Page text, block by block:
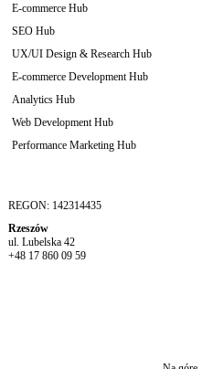
E-commerce Hub
SEO Hub
UX/UI Design & Research Hub
E-commerce Development Hub
Analytics Hub
Web Development Hub
Performance Marketing Hub
REGON: 142314435
Rzeszów
ul. Lubelska 42
+48 17 860 09 59